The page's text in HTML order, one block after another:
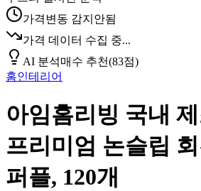
가격변동 감지안됨
가격 데이터 수집 중...
AI 분석매수 추천(83점)
홈인테리어
아임홈리빙 국내
프리미엄 논슬립
퍼플, 120개